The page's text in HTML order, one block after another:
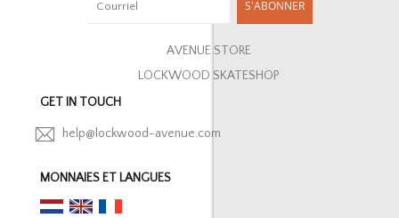
S'ABONNER
AVENUE STORE
LOCKWOOD SKATESHOP
GET IN TOUCH
help@lockwood-avenue.com
MONNAIES ET LANGUES